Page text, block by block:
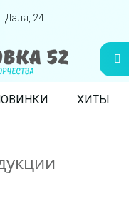
Даля, 24
ХИТЫ